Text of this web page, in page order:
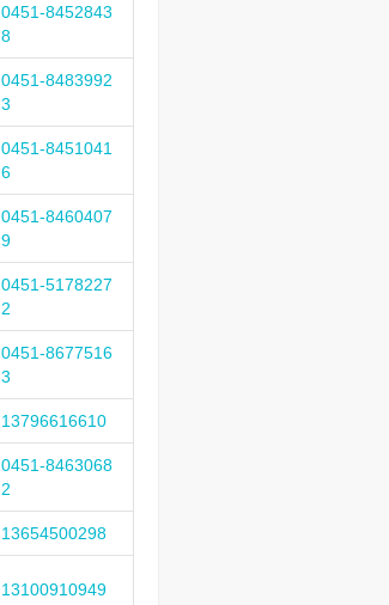
0451-8452843
8
0451-8483992
3
0451-8451041
6
0451-8460407
9
0451-5178227
2
0451-8677516
3
13796616610
0451-8463068
2
13654500298
13100910949